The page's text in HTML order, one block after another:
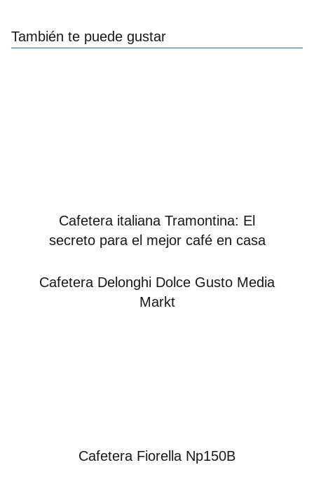
También te puede gustar
Cafetera italiana Tramontina: El
secreto para el mejor café en casa
Cafetera Delonghi Dolce Gusto Media
Markt
Cafetera Fiorella Np150B